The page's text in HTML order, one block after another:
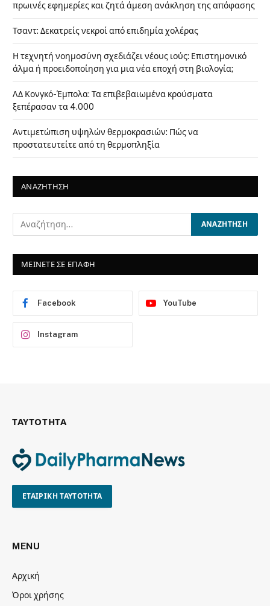
πρωινές εφημερίες και ζητά άμεση ανάκληση της απόφασης
Τσαντ: Δεκατρείς νεκροί από επιδημία χολέρας
Η τεχνητή νοημοσύνη σχεδιάζει νέους ιούς: Επιστημονικό
άλμα ή προειδοποίηση για μια νέα εποχή στη βιολογία;
ΛΔ Κονγκό-Έμπολα: Τα επιβεβαιωμένα κρούσματα
ξεπέρασαν τα 4.000
Αντιμετώπιση υψηλών θερμοκρασιών: Πώς να
προστατευτείτε από τη θερμοπληξία
ΑΝΑΖΗΤΗΣΗ
ΜΕΙΝΕΤΕ ΣΕ ΕΠΑΦΗ
Facebook YouTube
Instagram
ΤΑΥΤΟΤΗΤΑ
ΕΤΑΙΡΙΚΗ ΤΑΥΤΟΤΗΤΑ
MENU
Αρχική
Όροι χρήσης